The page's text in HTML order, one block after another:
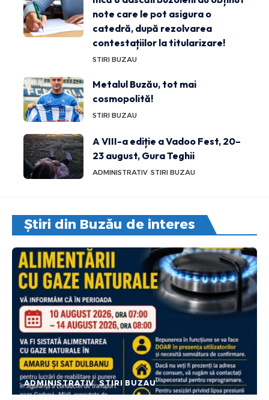
note care le pot asigura o
catedră, după rezolvarea
contestațiilor la titularizare!
STIRI BUZAU
Metalul Buzău, tot mai
cosmopolită!
STIRI BUZAU
A VIII-a ediție a Vadoo Fest, 20–
23 august, Gura Teghii
ADMINISTRATIV STIRI BUZAU
Știri din Buzău de interes
ADMINISTRATIV STIRI BUZAU